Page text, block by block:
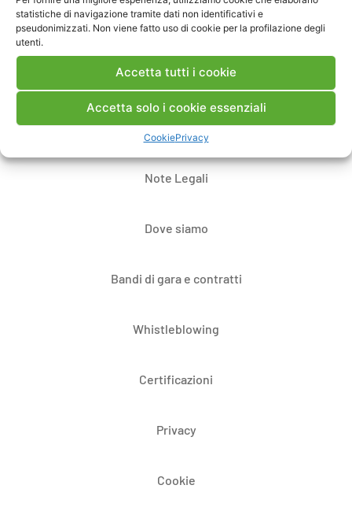
statistiche di navigazione tramite dati non identificativi e
pseudonimizzati. Non viene fatto uso di cookie per la profilazione degli
utenti.
Accetta tutti i cookie
Accetta solo i cookie essenziali
CookiePrivacy
Contatti
Note Legali
Dove siamo
Bandi di gara e contratti
Whistleblowing
Certificazioni
Privacy
Cookie